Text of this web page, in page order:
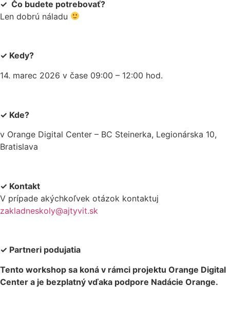
✓ Čo budete potrebovať?
Len dobrú náladu
✓ Kedy?
14. marec 2026 v čase 09:00 – 12:00 hod.
✓ Kde?
v Orange Digital Center – BC Steinerka, Legionárska 10,
Bratislava
✓ Kontakt
V prípade akýchkoľvek otázok kontaktuj
zakladneskoly@ajtyvit.sk
✓ Partneri podujatia
Tento workshop sa koná v rámci projektu Orange Digital
Center a je bezplatný vďaka podpore Nadácie Orange.